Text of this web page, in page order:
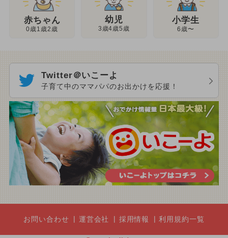
赤ちゃん
0歳1歳2歳
幼児
3歳4歳5歳
小学生
6歳〜
Twitter＠いこーよ
子育て中のママパパのお出かけを応援！
お問い合わせ 運営会社 採用情報 利用規約一覧